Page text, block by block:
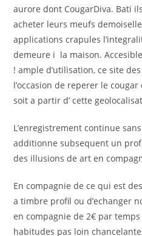
aurore dont CougarDiva. Bati
acheter leurs meufs
applications crapules
demeure i la maison.
! ample d’utilisation, ce site
l’occasion de reperer le
soit a partir d’ cette
L’enregistrement continue
additionne subsequent un
des illusions de art en
En compagnie de ce qui est
a timbre profil ou d’echanger
en compagnie de 2€ par
habitudes pas loin